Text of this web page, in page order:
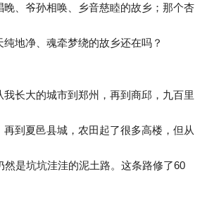
、爷孙相唤、乡音慈睦的故乡；那个杏
地净、魂牵梦绕的故乡还在吗？
我长大的城市到郑州，再到商邱，九百里
到夏邑县城，农田起了很多高楼，但从
然是坑坑洼洼的泥土路。这条路修了60